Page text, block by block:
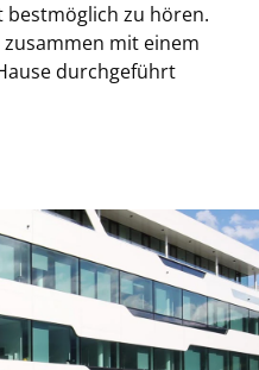
zu hören.
mit einem
durchgeführt